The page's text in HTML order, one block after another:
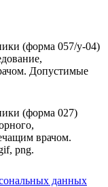
(форма 057/у-04)
Допустимые
(форма 027)
врачом.
png.
данных